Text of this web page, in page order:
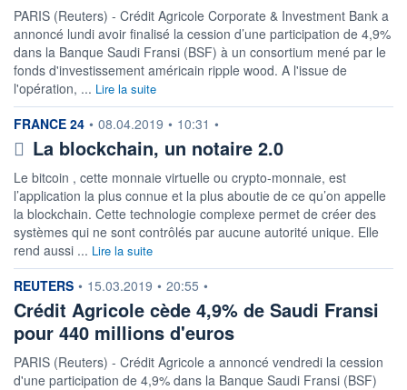
PARIS (Reuters) - Crédit Agricole Corporate & Investment Bank a
annoncé lundi avoir finalisé la cession d’une participation de 4,9%
dans la Banque Saudi Fransi (BSF) à un consortium mené par le
fonds d'investissement américain ripple wood. A l'issue de
l'opération, ... Lire la suite
information fournie par
FRANCE 24 • 08.04.2019 • 10:31 •
La blockchain, un notaire 2.0
Le bitcoin , cette monnaie virtuelle ou crypto-monnaie, est
l’application la plus connue et la plus aboutie de ce qu’on appelle
la blockchain. Cette technologie complexe permet de créer des
systèmes qui ne sont contrôlés par aucune autorité unique. Elle
rend aussi ... Lire la suite
information fournie par
REUTERS • 15.03.2019 • 20:55 •
Crédit Agricole cède 4,9% de Saudi Fransi
pour 440 millions d'euros
PARIS (Reuters) - Crédit Agricole a annoncé vendredi la cession
d'une participation de 4,9% dans la Banque Saudi Fransi (BSF)